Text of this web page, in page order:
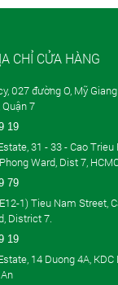
CHỈ CỬA HÀNG
027 đường O, Mỹ
7
19
31 - 33 - Cao
Ward, Dist 7,
79
1) Tieu Nam Street,
District 7.
19
14 Duong 4A,